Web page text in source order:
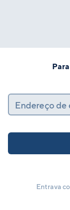
Endereço de
Entrava